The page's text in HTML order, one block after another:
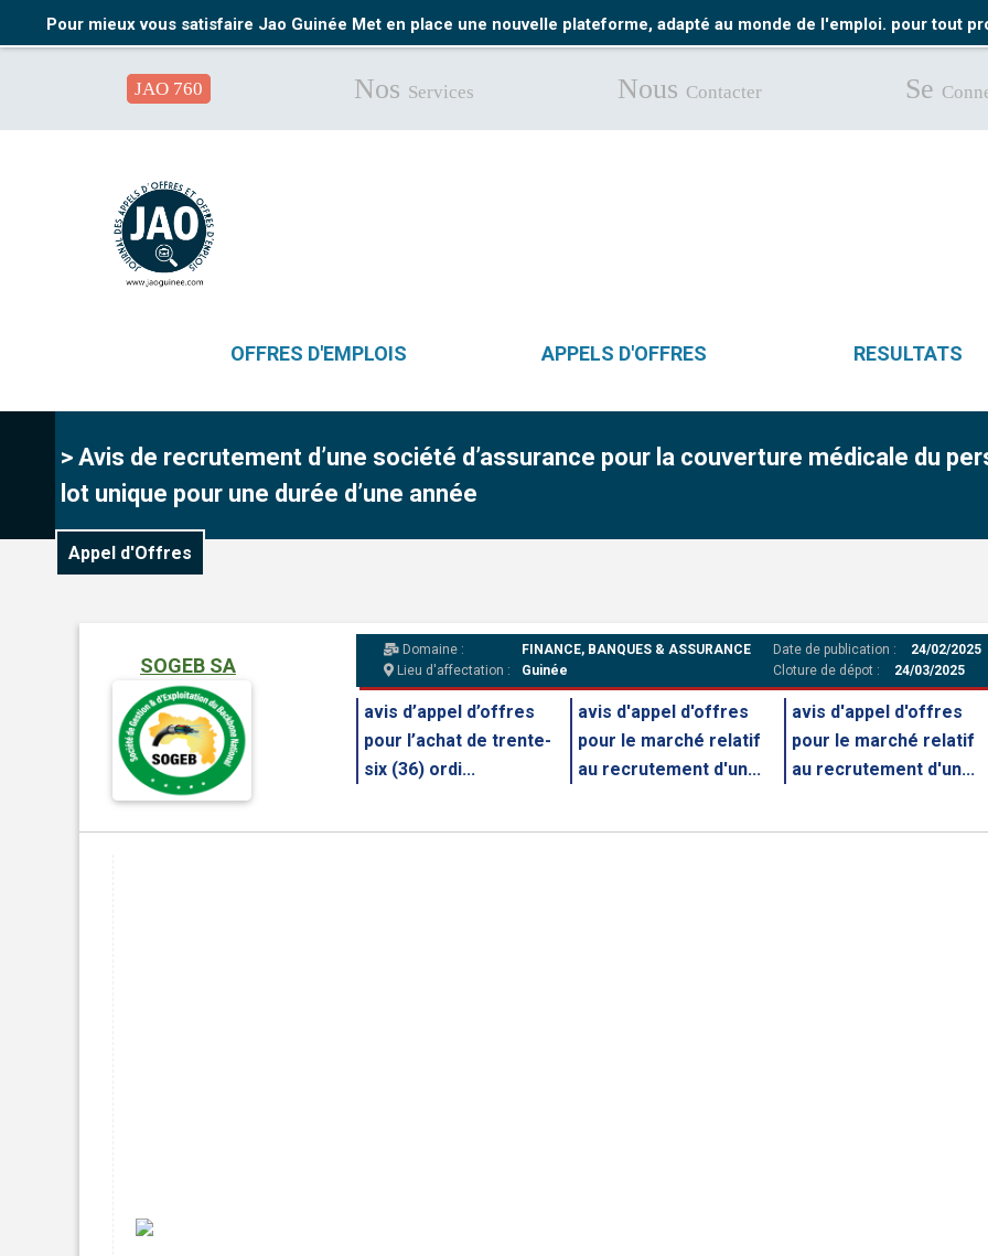
Pour mieux vous satisfaire Jao Guinée Met en place une nouvelle plateforme, adapté au monde de l'emploi. pour tout
JAO 760 Nos Services Nous Contacter Se
OFFRES D'EMPLOIS APPELS D'OFFRES RESULTATS
> Avis de recrutement d’une société d’assurance pour la couverture médicale du
lot unique pour une durée d’une année
Appel d'Offres
SOGEB SA
Domaine :
FINANCE, BANQUES & ASSURANCE
Lieu d'affectation :
Guinée
Date de publication :
24/02/2025
Cloture de dépot :
24/03/2025
avis d’appel d’offres
pour l’achat de trente-
six (36) ordi...
avis d'appel d'offres
pour le marché relatif
au recrutement d'un...
avis d'appel d'offres
pour le marché relatif
au recrutement d'un...